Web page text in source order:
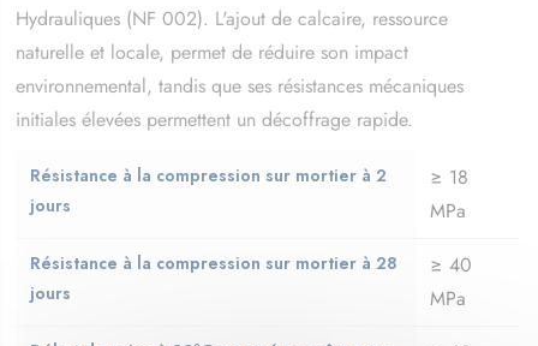
Hydrauliques (NF 002). L'ajout de calcaire, ressource
naturelle et locale, permet de réduire son impact
environnemental, tandis que ses résistances mécaniques
initiales élevées permettent un décoffrage rapide.
Résistance à la compression sur mortier à 2
jours
≥ 18
MPa
Résistance à la compression sur mortier à 28
jours
≥ 40
MPa